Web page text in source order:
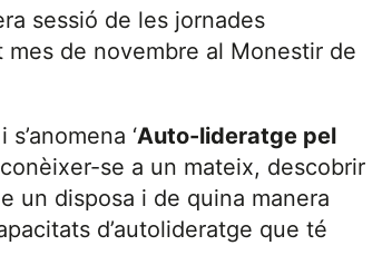
sessió de les jornades
mes de novembre al Monestir de
i s’anomena ‘Auto-lideratge pel
se a un mateix, descobrir
un disposa i de quina manera
d’autolideratge que té